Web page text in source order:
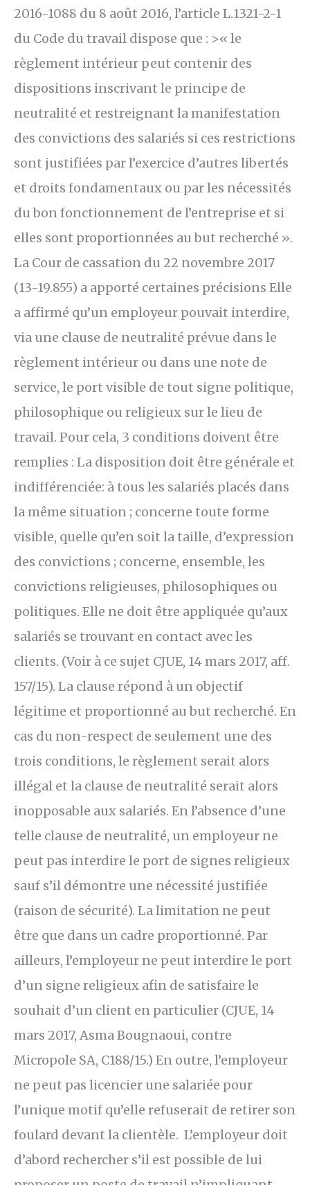
2016-1088 du 8 août 2016, l’article L.1321-2-1
du Code du travail dispose que : >« le
règlement intérieur peut contenir des
dispositions inscrivant le principe de
neutralité et restreignant la manifestation
des convictions des salariés si ces restrictions
sont justifiées par l’exercice d’autres libertés
et droits fondamentaux ou par les nécessités
du bon fonctionnement de l’entreprise et si
elles sont proportionnées au but recherché ».
La Cour de cassation du 22 novembre 2017
(13-19.855) a apporté certaines précisions Elle
a affirmé qu’un employeur pouvait interdire,
via une clause de neutralité prévue dans le
règlement intérieur ou dans une note de
service, le port visible de tout signe politique,
philosophique ou religieux sur le lieu de
travail. Pour cela, 3 conditions doivent être
remplies : La disposition doit être générale et
indifférenciée: à tous les salariés placés dans
la même situation ; concerne toute forme
visible, quelle qu’en soit la taille, d’expression
des convictions ; concerne, ensemble, les
convictions religieuses, philosophiques ou
politiques. Elle ne doit être appliquée qu’aux
salariés se trouvant en contact avec les
clients. (Voir à ce sujet CJUE, 14 mars 2017, aff.
157/15). La clause répond à un objectif
légitime et proportionné au but recherché. En
cas du non-respect de seulement une des
trois conditions, le règlement serait alors
illégal et la clause de neutralité serait alors
inopposable aux salariés. En l’absence d’une
telle clause de neutralité, un employeur ne
peut pas interdire le port de signes religieux
sauf s’il démontre une nécessité justifiée
(raison de sécurité). La limitation ne peut
être que dans un cadre proportionné. Par
ailleurs, l’employeur ne peut interdire le port
d’un signe religieux afin de satisfaire le
souhait d’un client en particulier (CJUE, 14
mars 2017, Asma Bougnaoui, contre
Micropole SA, C188/15.) En outre, l’employeur
ne peut pas licencier une salariée pour
l’unique motif qu’elle refuserait de retirer son
foulard devant la clientèle. L’employeur doit
d’abord rechercher s’il est possible de lui